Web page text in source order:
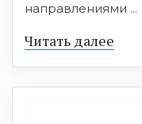
направлениями ...
Читать далее